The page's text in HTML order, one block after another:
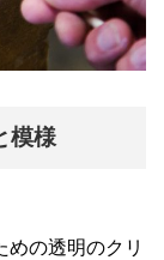
模様
の透明のクリ